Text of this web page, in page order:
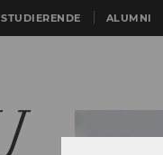
STUDIERENDE ALUMNI